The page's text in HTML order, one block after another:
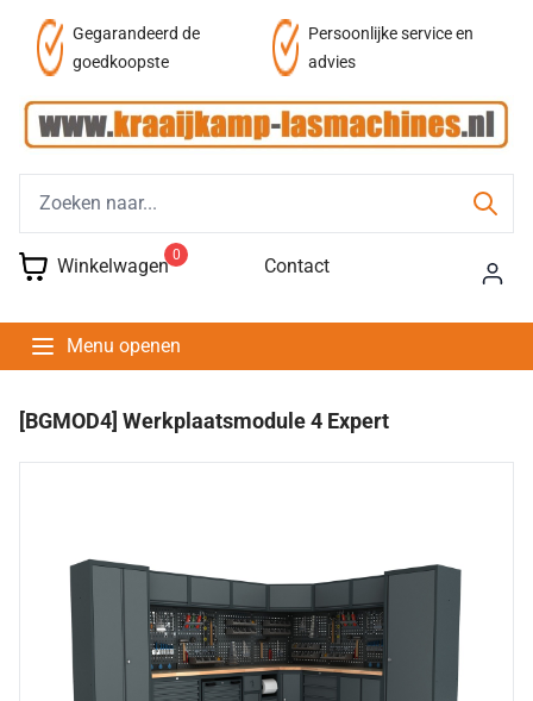
Gegarandeerd de
goedkoopste
Persoonlijke service en
advies
Winkelwagen 0 Contact
Menu openen
[BGMOD4] Werkplaatsmodule 4 Expert